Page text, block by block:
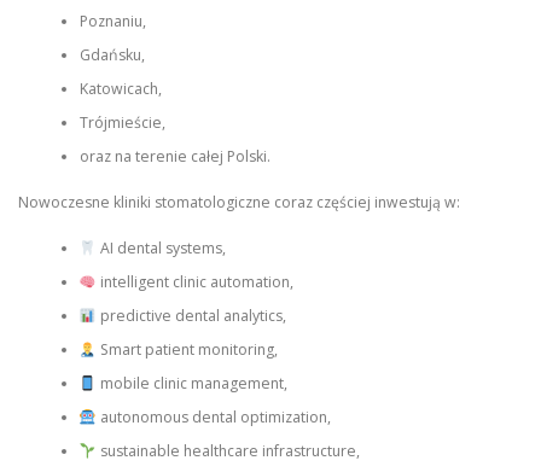
Poznaniu,
Gdańsku,
Katowicach,
Trójmieście,
oraz na terenie całej Polski.
Nowoczesne kliniki stomatologiczne coraz częściej inwestują w:
AI dental systems,
intelligent clinic automation,
predictive dental analytics,
Smart patient monitoring,
mobile clinic management,
autonomous dental optimization,
sustainable healthcare infrastructure,